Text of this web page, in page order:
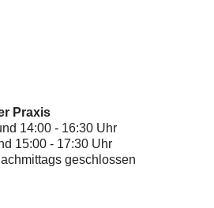
Praxis
14:00 - 16:30 Uhr
15:00 - 17:30 Uhr
geschlossen